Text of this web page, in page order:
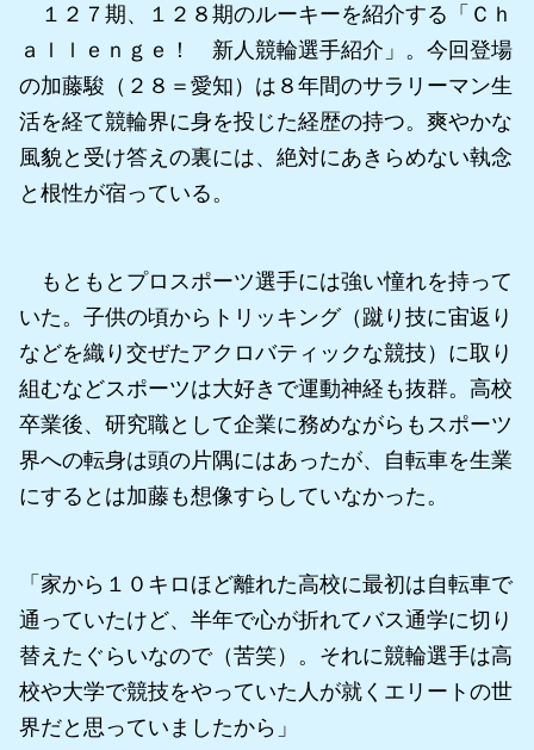
１２７期、１２８期のルーキーを紹介する「Ｃｈ
ａｌｌｅｎｇｅ！ 新人競輪選手紹介」。今回登場
の加藤駿（２８＝愛知）は８年間のサラリーマン生
活を経て競輪界に身を投じた経歴の持つ。爽やかな
風貌と受け答えの裏には、絶対にあきらめない執念
と根性が宿っている。
もともとプロスポーツ選手には強い憧れを持って
いた。子供の頃からトリッキング（蹴り技に宙返り
などを織り交ぜたアクロバティックな競技）に取り
組むなどスポーツは大好きで運動神経も抜群。高校
卒業後、研究職として企業に務めながらもスポーツ
界への転身は頭の片隅にはあったが、自転車を生業
にするとは加藤も想像すらしていなかった。
「家から１０キロほど離れた高校に最初は自転車で
通っていたけど、半年で心が折れてバス通学に切り
替えたぐらいなので（苦笑）。それに競輪選手は高
校や大学で競技をやっていた人が就くエリートの世
界だと思っていましたから」